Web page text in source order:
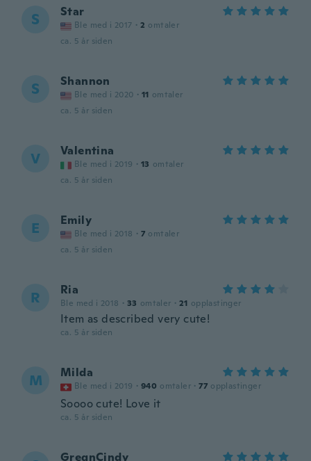
S Star
Ble med i 2017 · 2 omtaler
ca. 5 år siden
S Shannon
Ble med i 2020 · 11 omtaler
ca. 5 år siden
V Valentina
Ble med i 2019 · 13 omtaler
ca. 5 år siden
E Emily
Ble med i 2018 · 7 omtaler
ca. 5 år siden
R Ria
Ble med i 2018 · 33 omtaler · 21 opplastinger
Item as described very cute!
ca. 5 år siden
M Milda
Ble med i 2019 · 940 omtaler · 77 opplastinger
Soooo cute! Love it
ca. 5 år siden
GregnCindy